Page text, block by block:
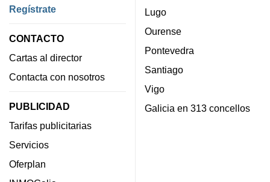
Regístrate
CONTACTO
Cartas al director
Contacta con nosotros
PUBLICIDAD
Tarifas publicitarias
Servicios
Oferplan
Lugo
Ourense
Pontevedra
Santiago
Vigo
Galicia en 313 concellos